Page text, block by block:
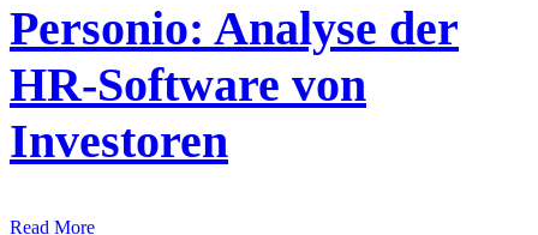
Personio: Analyse der
HR-Software von
Investoren
Read More